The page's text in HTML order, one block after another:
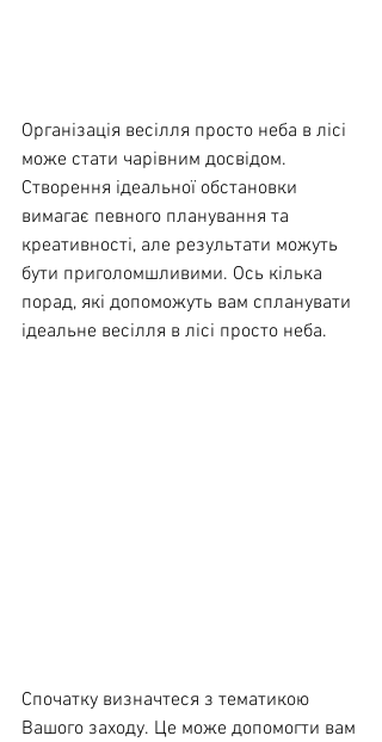
Організація весілля просто неба в лісі
може стати чарівним досвідом.
Створення ідеальної обстановки
вимагає певного планування та
креативності, але результати можуть
бути приголомшливими. Ось кілька
порад, які допоможуть вам спланувати
ідеальне весілля в лісі просто неба.
Спочатку визначтеся з тематикою
Вашого заходу. Це може допомогти вам